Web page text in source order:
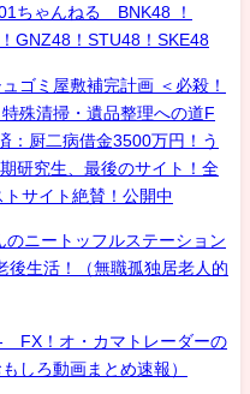
ちゃんねる BNK48 ！
GNZ48！STU48！SKE48
ゴミ屋敷補完計画 ＜必殺！
殊清掃・遺品整理への道F
：厨二病借金3500万円！う
研究生、最後のサイト！全
サイト絶賛！公開中
ニートッフルステーション
後生活！（無職孤独居老人的
FX！オ・カマトレーダーの
しろ動画まとめ速報）